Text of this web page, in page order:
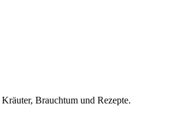
Brauchtum und Rezepte.